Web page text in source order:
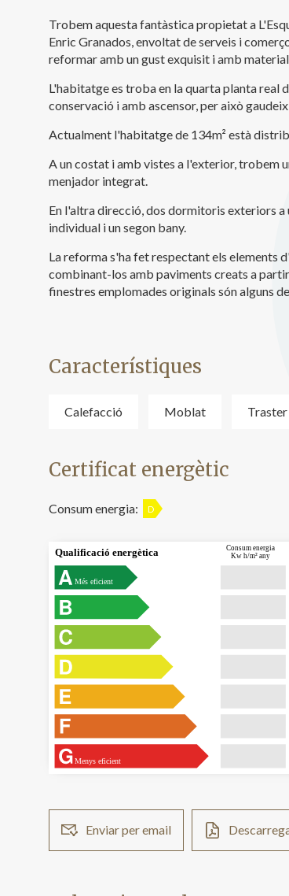
Trobem aquesta fantàstica propietat a
Enric Granados, envoltat de serveis i
reformar amb un gust exquisit i amb
L'habitatge es troba en la quarta planta real
conservació i amb ascensor, per això
Actualment l'habitatge de 134m² està
A un costat i amb vistes a l'exterior, trobem
menjador integrat.
En l'altra direcció, dos dormitoris exteriors
individual i un segon bany.
La reforma s'ha fet respectant els elements
combinant-los amb paviments creats a
finestres emplomades originals són alguns
Característiques
Calefacció Moblat Traster
Certificat energètic
Consum energia: D
Més eficient
Menys eficient
Qualificació energètica
Consum energia
Kw h/m² any
Enviar per email